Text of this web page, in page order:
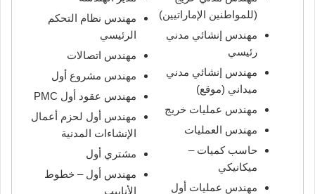
(للمواطنين الإماراتيين)
مهندس إنشائي مدني
رئيسي
مهندس إنشائي مدني
ميداني (موقع)
مهندس عمليات خريج
مهندس العمليات
حاسب كميات –
ميكانيكي
مهندس عمليات أول
مهندس نظام التحكم
الرئيسي
مهندس اتصالات
مهندس مشروع أول
مهندس عقود أول PMC
مهندس أول لحزم أعمال
الإنشاءات المدنية
مشتري أول
مهندس أول – خطوط
الأنابيب